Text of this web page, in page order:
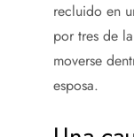
recluido en
por tres de
moverse
esposa.